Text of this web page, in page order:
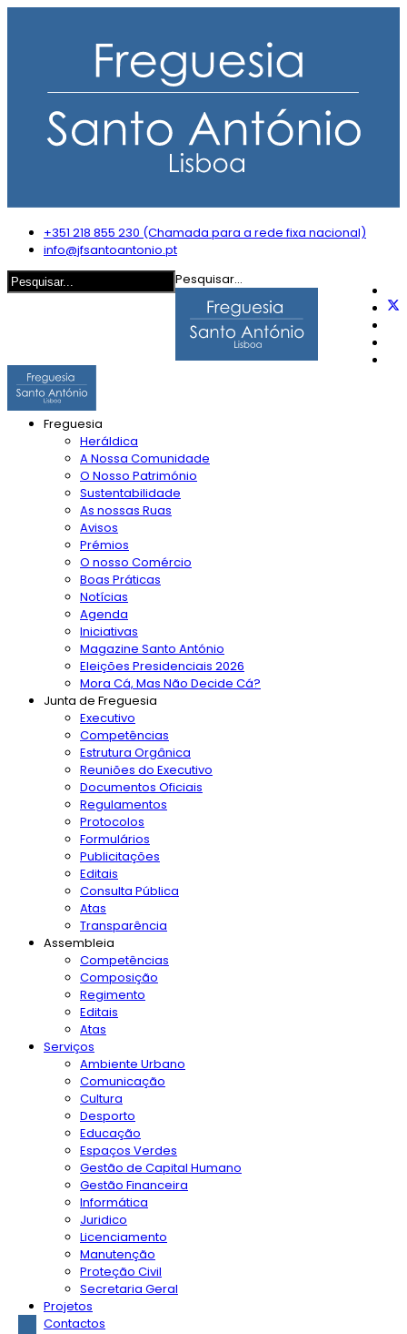
+351 218 855 230 (Chamada para a rede fixa nacional)
info@jfsantoantonio.pt
Pesquisar...
Freguesia
Heráldica
A Nossa Comunidade
O Nosso Património
Sustentabilidade
As nossas Ruas
Avisos
Prémios
O nosso Comércio
Boas Práticas
Notícias
Agenda
Iniciativas
Magazine Santo António
Eleições Presidenciais 2026
Mora Cá, Mas Não Decide Cá?
Junta de Freguesia
Executivo
Competências
Estrutura Orgânica
Reuniões do Executivo
Documentos Oficiais
Regulamentos
Protocolos
Formulários
Publicitações
Editais
Consulta Pública
Atas
Transparência
Assembleia
Competências
Composição
Regimento
Editais
Atas
Serviços
Ambiente Urbano
Comunicação
Cultura
Desporto
Educação
Espaços Verdes
Gestão de Capital Humano
Gestão Financeira
Informática
Juridico
Licenciamento
Manutenção
Proteção Civil
Secretaria Geral
Projetos
Contactos